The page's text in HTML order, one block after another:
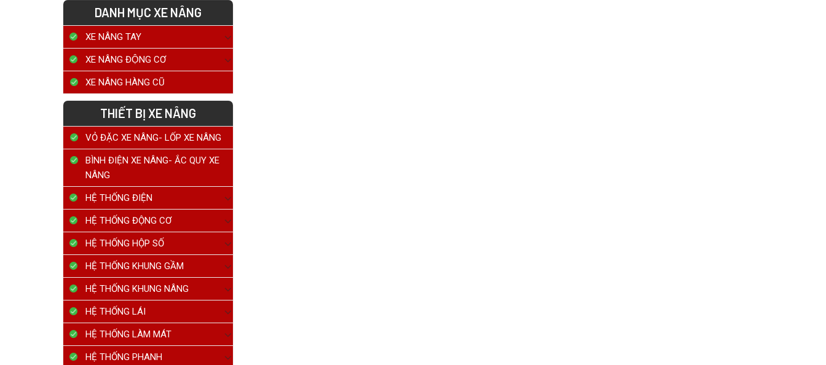
DANH MỤC XE NÂNG
XE NÂNG TAY
XE NÂNG ĐỘNG CƠ
XE NÂNG HÀNG CŨ
THIẾT BỊ XE NÂNG
VỎ ĐẶC XE NÂNG- LỐP XE NÂNG
BÌNH ĐIỆN XE NÂNG- ẮC QUY XE
NÂNG
HỆ THỐNG ĐIỆN
HỆ THỐNG ĐỘNG CƠ
HỆ THỐNG HỘP SỐ
HỆ THỐNG KHUNG GẦM
HỆ THỐNG KHUNG NÂNG
HỆ THỐNG LÁI
HỆ THỐNG LÀM MÁT
HỆ THỐNG PHANH